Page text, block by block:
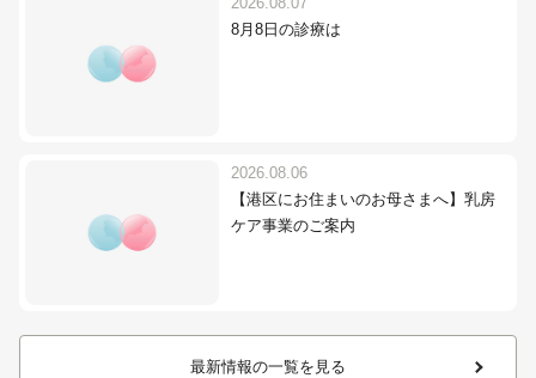
8月8日の診療は
2026.08.06
【港区にお住まいのお母さまへ】乳房
ケア事業のご案内
最新情報の一覧を見る